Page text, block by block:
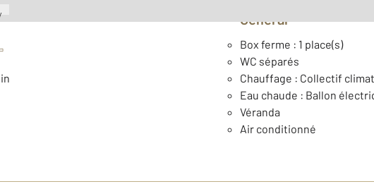
Général
Box ferme : 1 place(s)
WC séparés
Chauffage : Collectif
Eau chaude : Ballon
Véranda
Air conditionné